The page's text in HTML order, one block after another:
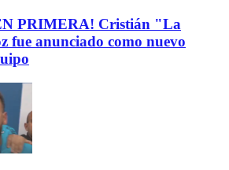
PRIMERA! Cristián "La
fue anunciado como nuevo